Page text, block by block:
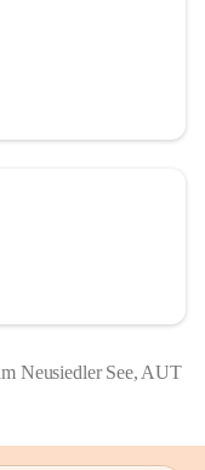
Neusiedler See, AUT